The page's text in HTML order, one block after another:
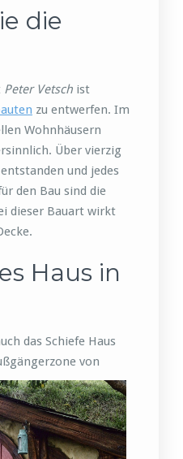
die
Peter Vetsch ist
zu entwerfen. Im
Wohnhäusern
Über vierzig
und jedes
den Bau sind die
dieser Bauart wirkt
Haus in
das Schiefe Haus
von